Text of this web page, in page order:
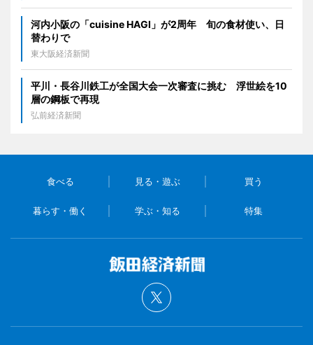
河内小阪の「cuisine HAGI」が2周年 旬の食材使い、日
替わりで
東大阪経済新聞
平川・長谷川鉄工が全国大会一次審査に挑む 浮世絵を10
層の鋼板で再現
弘前経済新聞
食べる 見る・遊ぶ 買う
暮らす・働く 学ぶ・知る 特集